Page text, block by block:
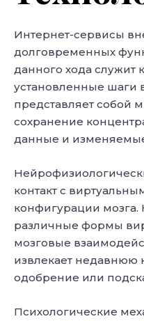
Интернет-сервисы
долговременных
данного хода служит
установленные шаги
представляет собой
сохранение
данные и
контакт с
конфигурации мозга.
различные формы
мозговые
извлекает недавнюю
одобрение или
Психологические